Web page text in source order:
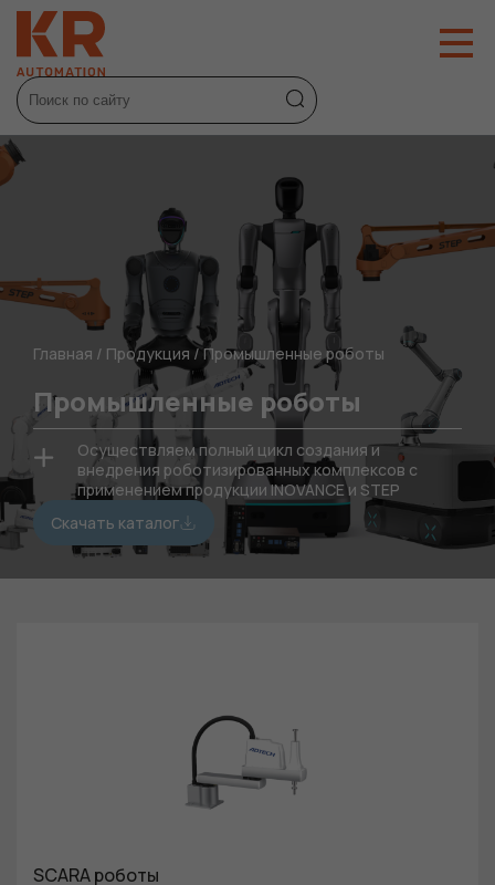
Главная / Продукция /Промышленные роботы
Промышленные роботы
Осуществляем полный цикл создания и
внедрения роботизированных комплексов с
применением продукции INOVANCE и STEP
Скачать каталог
SCARA роботы